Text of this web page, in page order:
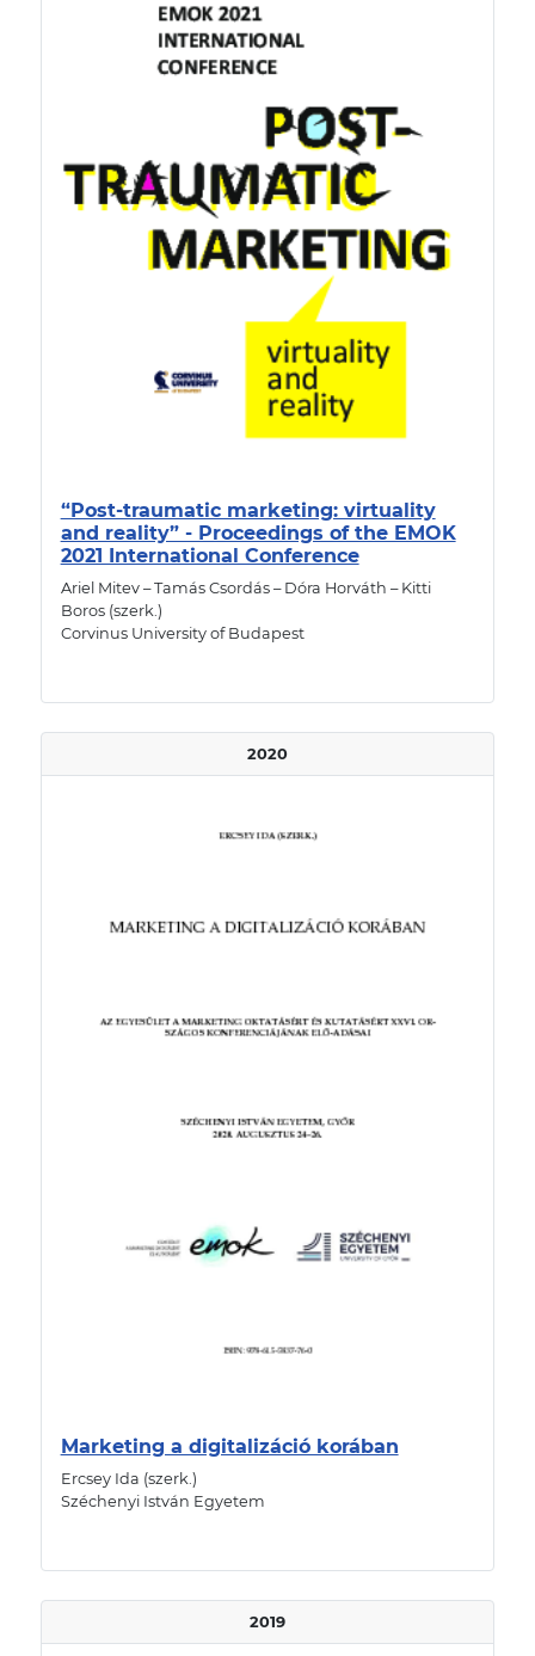
“Post-traumatic marketing: virtuality
and reality” - Proceedings of the EMOK
2021 International Conference
Ariel Mitev – Tamás Csordás – Dóra Horváth – Kitti
Boros (szerk.)
Corvinus University of Budapest
2020
Marketing a digitalizáció korában
Ercsey Ida (szerk.)
Széchenyi István Egyetem
2019